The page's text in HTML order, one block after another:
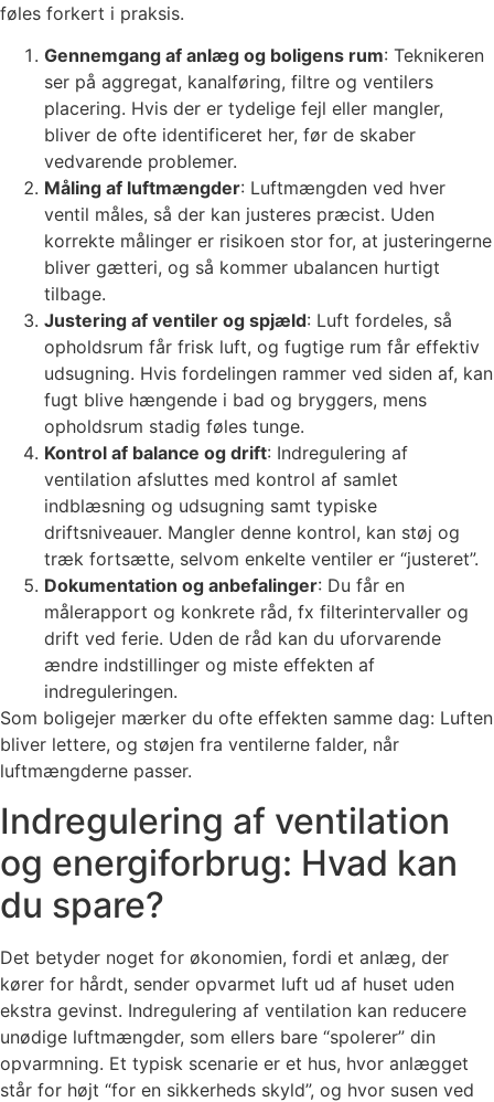
føles forkert i praksis.
Gennemgang af anlæg og boligens rum: Teknikeren
ser på aggregat, kanalføring, filtre og ventilers
placering. Hvis der er tydelige fejl eller mangler,
bliver de ofte identificeret her, før de skaber
vedvarende problemer.
Måling af luftmængder: Luftmængden ved hver
ventil måles, så der kan justeres præcist. Uden
korrekte målinger er risikoen stor for, at justeringerne
bliver gætteri, og så kommer ubalancen hurtigt
tilbage.
Justering af ventiler og spjæld: Luft fordeles, så
opholdsrum får frisk luft, og fugtige rum får effektiv
udsugning. Hvis fordelingen rammer ved siden af, kan
fugt blive hængende i bad og bryggers, mens
opholdsrum stadig føles tunge.
Kontrol af balance og drift: Indregulering af
ventilation afsluttes med kontrol af samlet
indblæsning og udsugning samt typiske
driftsniveauer. Mangler denne kontrol, kan støj og
træk fortsætte, selvom enkelte ventiler er “justeret”.
Dokumentation og anbefalinger: Du får en
målerapport og konkrete råd, fx filterintervaller og
drift ved ferie. Uden de råd kan du uforvarende
ændre indstillinger og miste effekten af
indreguleringen.
Som boligejer mærker du ofte effekten samme dag: Luften
bliver lettere, og støjen fra ventilerne falder, når
luftmængderne passer.
Indregulering af ventilation
og energiforbrug: Hvad kan
du spare?
Det betyder noget for økonomien, fordi et anlæg, der
kører for hårdt, sender opvarmet luft ud af huset uden
ekstra gevinst. Indregulering af ventilation kan reducere
unødige luftmængder, som ellers bare “spolerer” din
opvarmning. Et typisk scenarie er et hus, hvor anlægget
står for højt “for en sikkerheds skyld”, og hvor susen ved